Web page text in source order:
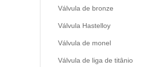
Válvula de bronze
Válvula Hastelloy
Válvula de monel
Válvula de liga de titânio
2026-06-22